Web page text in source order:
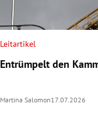
Leitartikel
Entrümpelt den
Martina Salomon17.07.2026